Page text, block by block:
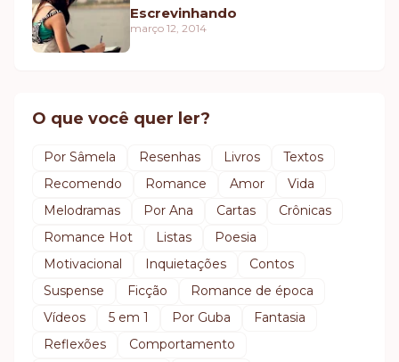
Escrevinhando
março 12, 2014
O que você quer ler?
Por Sâmela Resenhas Livros
Textos
Recomendo
Romance Amor
Vida
Melodramas
Por Ana Cartas
Crônicas
Romance Hot
Listas
Poesia
Motivacional
Inquietações
Contos
Suspense
Ficção
Romance de época
Vídeos
5 em 1 Por Guba
Fantasia
Reflexões
Comportamento